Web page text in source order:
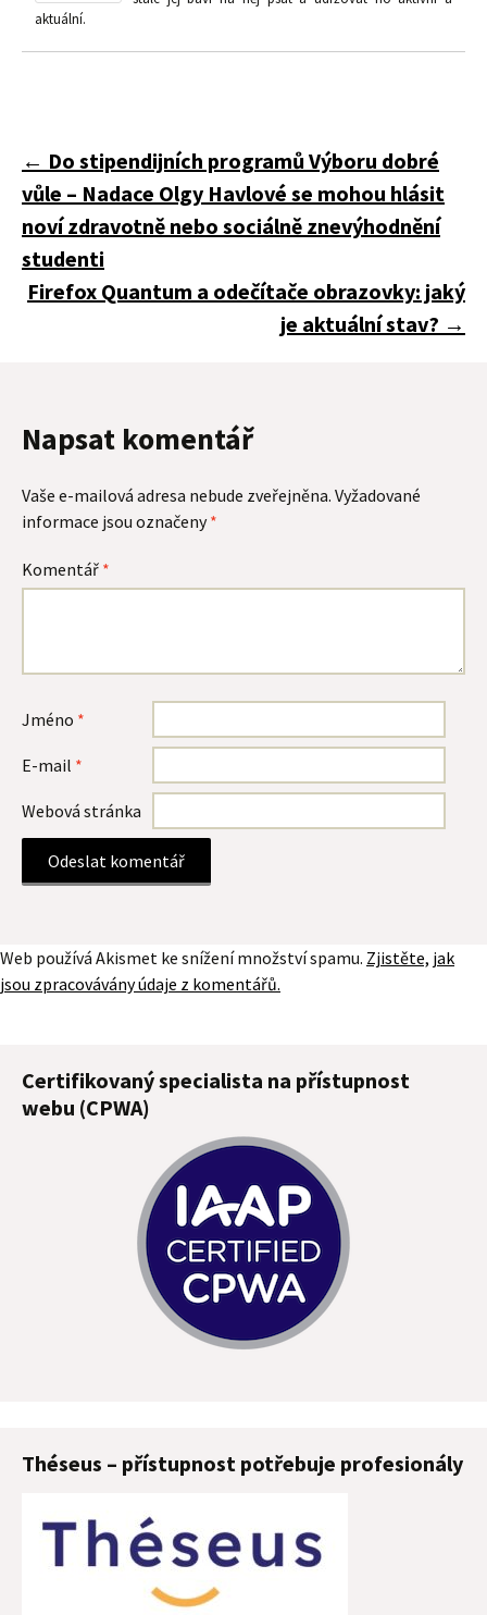
aktuální.
Navigace
pro
příspěvky
← Do stipendijních programů Výboru dobré
vůle – Nadace Olgy Havlové se mohou hlásit
noví zdravotně nebo sociálně znevýhodnění
studenti
Firefox Quantum a odečítače obrazovky: jaký
je aktuální stav? →
Napsat komentář
Vaše e-mailová adresa nebude zveřejněna. Vyžadované
informace jsou označeny*
Komentář *
Jméno *
E-mail *
Webová stránka
Web používá Akismet ke snížení množství spamu. Zjistěte, jak
jsou zpracovávány údaje z komentářů.
Certifikovaný specialista na přístupnost
webu (CPWA)
Théseus – přístupnost potřebuje profesionály